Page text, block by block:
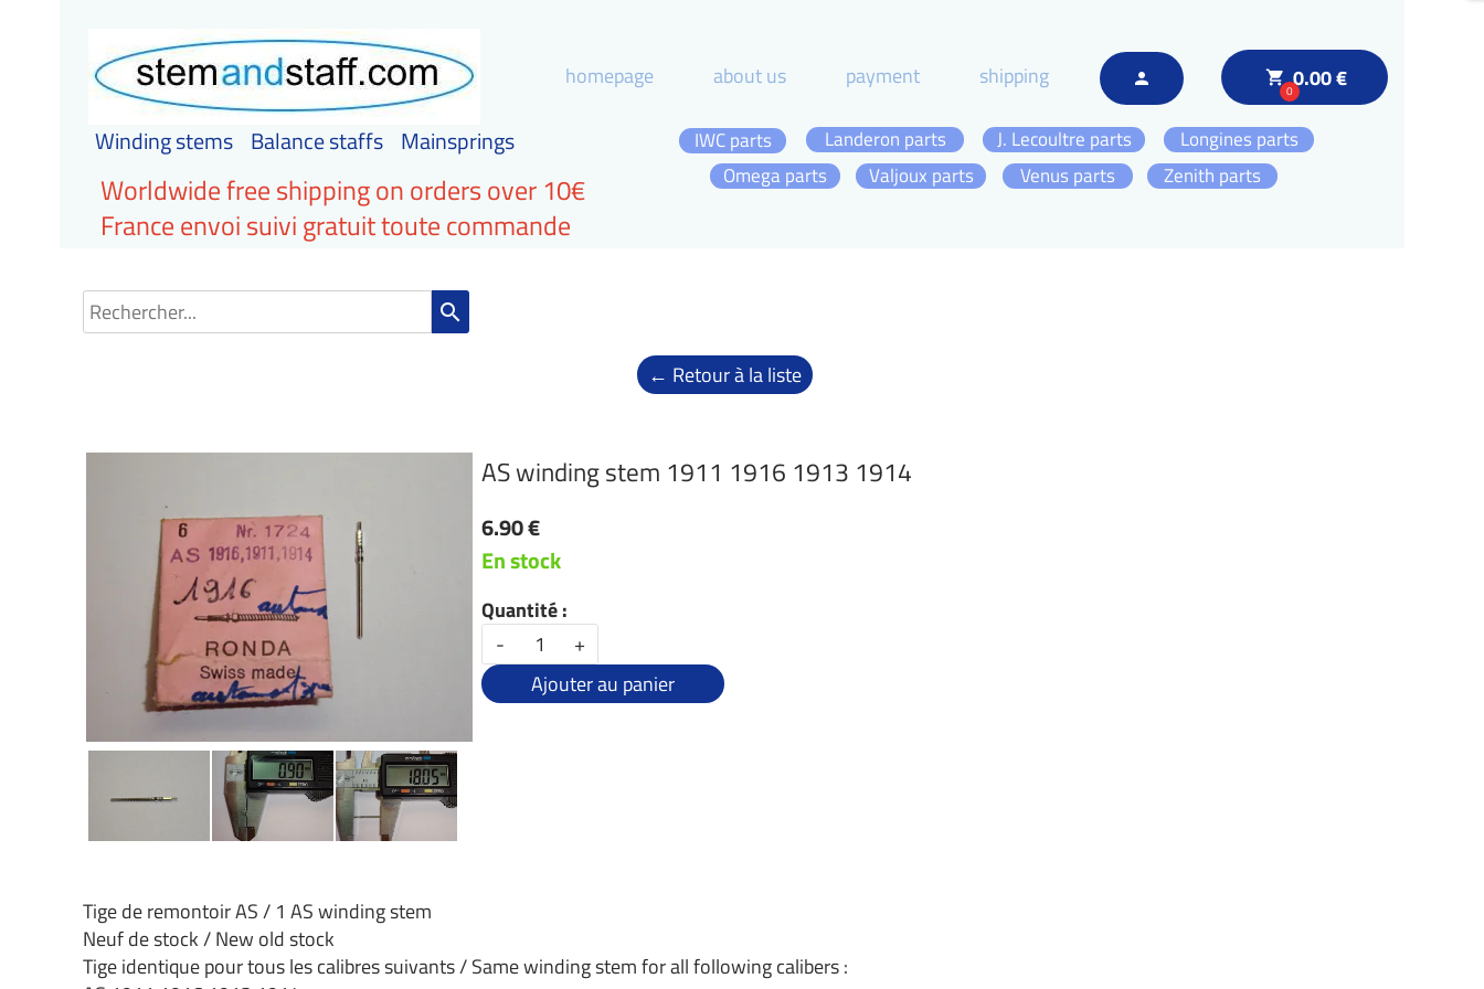
local_grocery_store
00.00 €
person
homepage about us payment shipping
Winding stems Balance staffs Mainsprings
Omega parts Zenith parts
Longines parts
J. Lecoultre parts
IWC parts
Landeron parts
Valjoux parts
Venus parts
Worldwide free shipping on orders over 10€
France envoi suivi gratuit toute commande
search
← Retour à la liste
AS winding stem 1911 1916 1913 1914
6.90 €
En stock
Quantité :
-
+
Ajouter au panier
Tige de remontoir AS / 1 AS winding stem
Neuf de stock / New old stock
Tige identique pour tous les calibres suivants / Same winding stem for all following calibers :